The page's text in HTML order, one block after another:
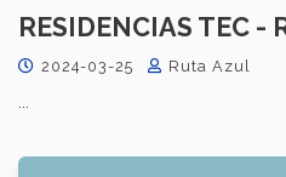
RESIDENCIAS TEC -
2024-03-25 Ruta Azul